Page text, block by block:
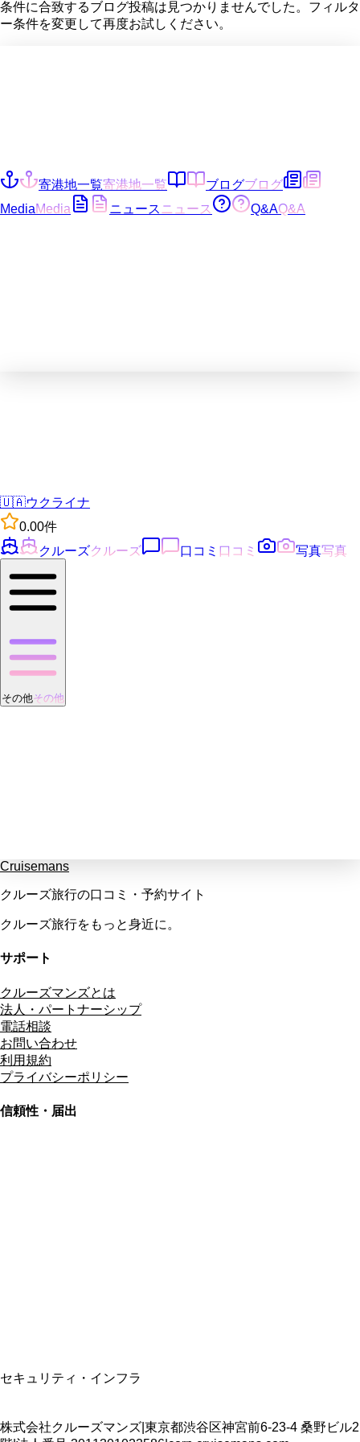
条件に合致するブログ投稿は見つかりませんでした。フィルタ
ー条件を変更して再度お試しください。
寄港地一覧寄港地一覧 ブログブログ
MediaMedia ニュース ニュース Q&AQ&A
🇺🇦ウクライナ
0.00件
クルーズクルーズ 口コミ 口コミ 写真写真
その他その他
Cruisemans
クルーズ旅行の口コミ・予約サイト
クルーズ旅行をもっと身近に。
サポート
クルーズマンズとは
法人・パートナーシップ
電話相談
お問い合わせ
利用規約
プライバシーポリシー
信頼性・届出
セキュリティ・インフラ
株式会社クルーズマンズ 東京都渋谷区神宮前6-23-4 桑野ビル2